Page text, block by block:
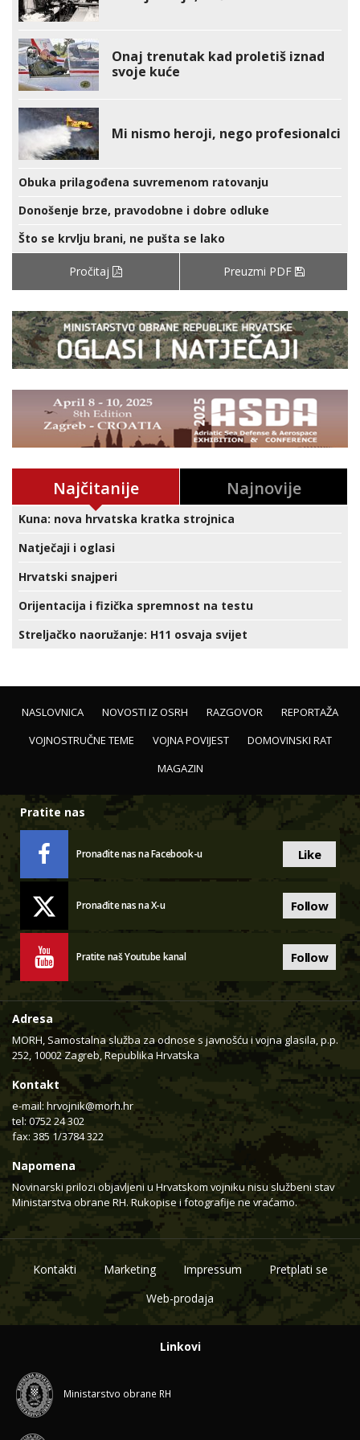
Onaj trenutak kad proletiš iznad
svoje kuće
Mi nismo heroji, nego profesionalci
Obuka prilagođena suvremenom ratovanju
Donošenje brze, pravodobne i dobre odluke
Što se krvlju brani, ne pušta se lako
Pročitaj Preuzmi PDF
Najčitanije Najnovije
Kuna: nova hrvatska kratka strojnica
Natječaji i oglasi
Hrvatski snajperi
Orijentacija i fizička spremnost na testu
Streljačko naoružanje: H11 osvaja svijet
NASLOVNICA NOVOSTI IZ OSRH RAZGOVOR
REPORTAŽA
VOJNOSTRUČNE TEME
VOJNA POVIJEST
DOMOVINSKI RAT
MAGAZIN
Pratite nas
Pronađite nas na Facebook-u Like
Pronađite nas na X-u Follow
Pratite naš Youtube kanal Follow
Adresa
MORH, Samostalna služba za odnose s javnošću i vojna glasila, p.p.
252, 10002 Zagreb, Republika Hrvatska
Kontakt
e-mail: hrvojnik@morh.hr
tel: 0752 24 302
fax: 385 1/3784 322
Napomena
Novinarski prilozi objavljeni u Hrvatskom vojniku nisu službeni stav
Ministarstva obrane RH. Rukopise i fotografije ne vraćamo.
Kontakti Marketing Impressum
Pretplati se
Web-prodaja
Linkovi
Ministarstvo obrane RH